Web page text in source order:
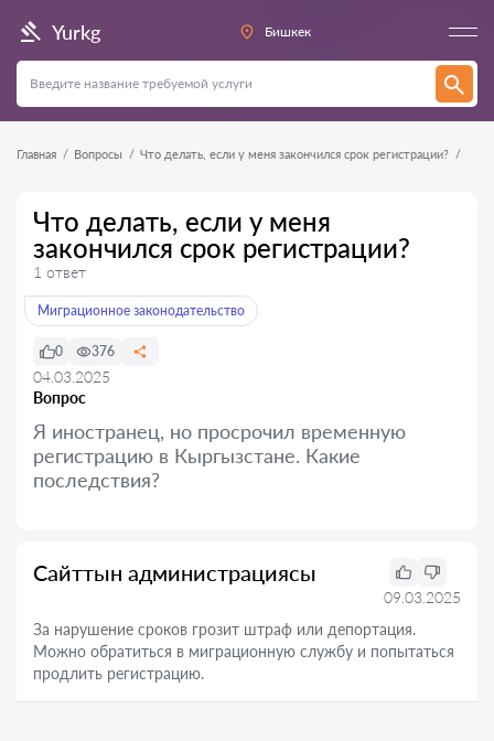
Yurkg Бишкек
Главная Вопросы Что делать, если у меня закончился срок регистрации?
Что делать, если у меня
закончился срок регистрации?
1 ответ
Миграционное законодательство
Вопрос
0 376
04.03.2025
Я иностранец, но просрочил временную
регистрацию в Кыргызстане. Какие
последствия?
Сайттын администрациясы
09.03.2025
За нарушение сроков грозит штраф или депортация.
Можно обратиться в миграционную службу и попытаться
продлить регистрацию.